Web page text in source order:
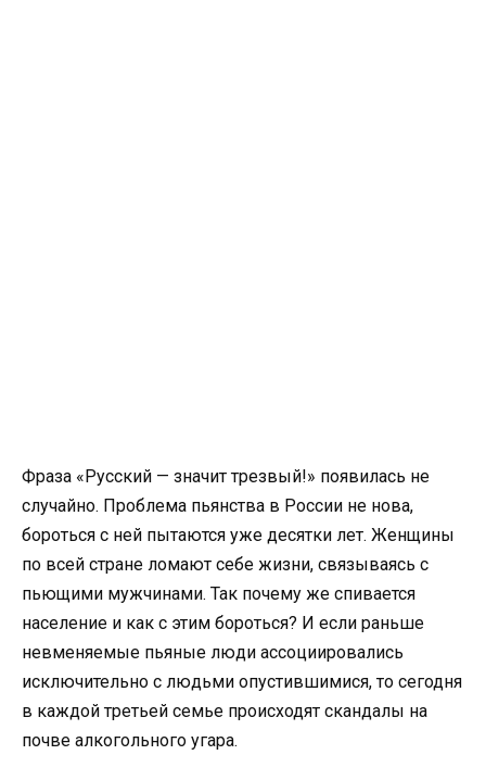
Фраза «Русский — значит трезвый!» появилась не
случайно. Проблема пьянства в России не нова,
бороться с ней пытаются уже десятки лет. Женщины
по всей стране ломают себе жизни, связываясь с
пьющими мужчинами. Так почему же спивается
население и как с этим бороться? И если раньше
невменяемые пьяные люди ассоциировались
исключительно с людьми опустившимися, то сегодня
в каждой третьей семье происходят скандалы на
почве алкогольного угара.